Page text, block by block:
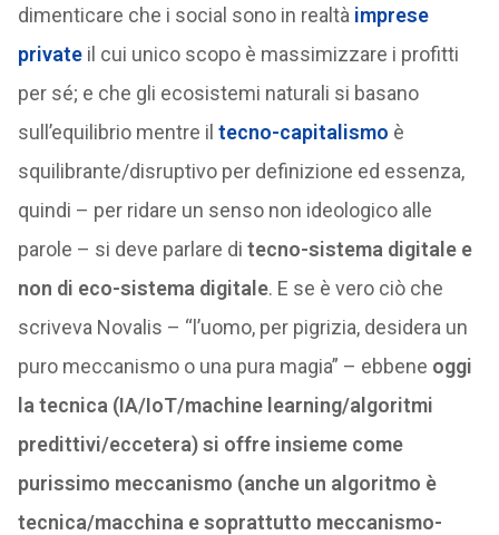
dimenticare che i social sono in realtà imprese
privateil cui unico scopo è massimizzare i profitti
per sé; e che gli ecosistemi naturali si basano
sull’equilibrio mentre il tecno-capitalismo è
squilibrante/disruptivo per definizione ed essenza,
quindi – per ridare un senso non ideologico alle
parole – si deve parlare di tecno-sistema digitale e
non di eco-sistema digitale. E se è vero ciò che
scriveva Novalis – “l’uomo, per pigrizia, desidera un
puro meccanismo o una pura magia” – ebbene oggi
la tecnica (IA/IoT/machine learning/algoritmi
predittivi/eccetera) si offre insieme come
purissimo meccanismo (anche un algoritmo è
tecnica/macchina e soprattutto meccanismo-